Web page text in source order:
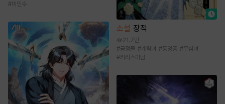
#미인수
소설 장적
21.7만
#궁정물 #계략녀 #동양풍 #무심녀
#카리스마남